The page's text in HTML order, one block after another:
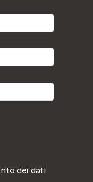
dei dati